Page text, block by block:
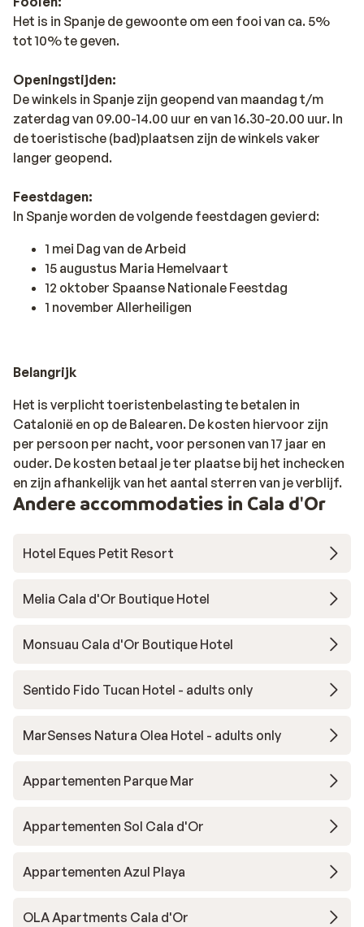
Het is in Spanje de gewoonte om een fooi van ca. 5%
tot 10% te geven.
Openingstijden:
De winkels in Spanje zijn geopend van maandag t/m
zaterdag van 09.00-14.00 uur en van 16.30-20.00 uur. In
de toeristische (bad)plaatsen zijn de winkels vaker
langer geopend.
Feestdagen:
In Spanje worden de volgende feestdagen gevierd:
1 mei Dag van de Arbeid
15 augustus Maria Hemelvaart
12 oktober Spaanse Nationale Feestdag
1 november Allerheiligen
Belangrijk
Het is verplicht toeristenbelasting te betalen in
Catalonië en op de Balearen. De kosten hiervoor zijn
per persoon per nacht, voor personen van 17 jaar en
ouder. De kosten betaal je ter plaatse bij het inchecken
en zijn afhankelijk van het aantal sterren van je verblijf.
Andere accommodaties in Cala d'Or
Hotel Eques Petit Resort
Melia Cala d'Or Boutique Hotel
Monsuau Cala d'Or Boutique Hotel
Sentido Fido Tucan Hotel - adults only
MarSenses Natura Olea Hotel - adults only
Appartementen Parque Mar
Appartementen Sol Cala d'Or
Appartementen Azul Playa
OLA Apartments Cala d'Or